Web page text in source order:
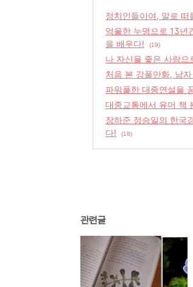
정치인들이여, 말로
억울한 누명으로 13년
을 배우다!
(19)
나 자신을 좋은 사람으
처음 본 강풀만화, 남
파워풀한 대중연설을
대중교통에서 유머 책
장하준 정승일의 한국
다!
(18)
관련글